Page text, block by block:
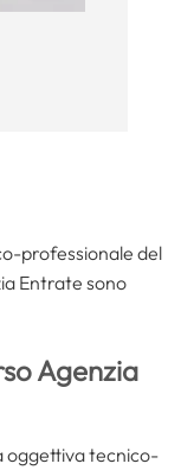
professionale del
Entrate sono
Agenzia
oggettiva tecnico-